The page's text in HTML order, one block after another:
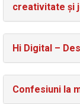
creativitate și
Hi Digital –
Confesiuni la